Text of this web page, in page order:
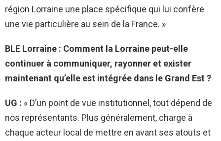
région Lorraine une place spécifique qui lui confère
une vie particulière au sein de la France. »
BLE Lorraine : Comment la Lorraine peut-elle
continuer à communiquer, rayonner et exister
maintenant qu’elle est intégrée dans le Grand Est ?
UG : « D’un point de vue institutionnel, tout dépend de
nos représentants. Plus généralement, charge à
chaque acteur local de mettre en avant ses atouts et